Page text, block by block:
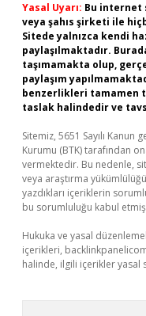
Yasal Uyarı: Bu internet
veya şahıs şirketi ile
Sitede yalnızca kendi
paylaşılmaktadır.
taşımamakta olup,
paylaşım
benzerlikleri tamamen
taslak halindedir ve
Sitemiz, 5651 Sayılı
Kurumu (BTK) tarafından
vermektedir. Bu nedenle,
veya araştırma
yazdıkları içeriklerin
bu sorumluluğu kabul etmiş
Hukuka ve yasal
içerikleri,
halinde, ilgili içerikler yasal